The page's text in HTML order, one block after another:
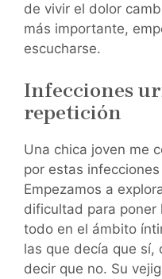
de vivir el dolor
más importante,
escucharse.
Infecciones
repetición
Una chica joven me
por estas
Empezamos a
dificultad para poner
todo en el ámbito
las que decía que sí,
decir que no. Su